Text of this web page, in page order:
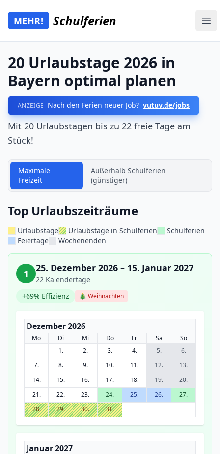
Zum Hauptinhalt springen
Mehr Schulferien
MEHR! Schulferien
20 Urlaubstage 2026 in
Bayern optimal planen
ANZEIGE Nach den Ferien neuer Job? vutuv.de/jobs
Mit 20 Urlaubstagen bis zu 22 freie Tage am
Stück!
Maximale
Freizeit
Außerhalb Schulferien
(günstiger)
Top Urlaubszeiträume
Urlaubstage Urlaubstage in Schulferien
Schulferien
Feiertage
Wochenenden
1 25. Dezember 2026 – 15. Januar 2027
22 Kalendertage
+69% Effizienz
🎄 Weihnachten
Dezember 2026
Mo Di Mi Do Fr Sa
So
1.
2. 3. 4. 5.
6.
7.
8. 9. 10. 11. 12.
13.
14.
15. 16. 17. 18. 19.
20.
21.
22. 23. 24. 25. 26.
27.
28.
29. 30. 31.
Januar 2027